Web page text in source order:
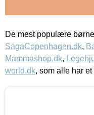
De mest populære
SagaCopenhagen.dk,
Mammashop.dk,
world.dk, som alle har